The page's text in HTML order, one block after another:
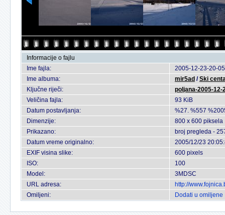
Informacije o fajlu
Ime fajla:
2005-12-23-20-
Ime albuma:
mir5ad /Ski
Ključne riječi:
poljana-2005-12-
Veličina fajla:
93 KiB
Datum postavljanja:
%27. %557
Dimenzije:
800 x 600 piksela
Prikazano:
broj pregleda -
Datum vreme originalno:
2005/12/23
EXIF visina slike:
600 pixels
ISO:
100
Model:
3MDSC
URL adresa:
http://
Omiljeni:
Dodati u omiljene